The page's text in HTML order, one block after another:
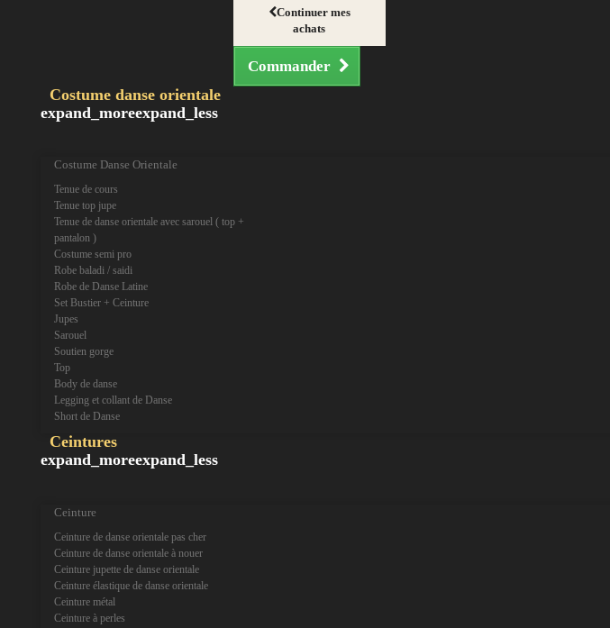
Continuer mes
achats
Commander
Costume danse orientale
expand_moreexpand_less
Costume Danse Orientale
Tenue de cours
Tenue top jupe
Tenue de danse orientale avec sarouel ( top +
pantalon )
Costume semi pro
Robe baladi / saidi
Robe de Danse Latine
Set Bustier + Ceinture
Jupes
Sarouel
Soutien gorge
Top
Body de danse
Legging et collant de Danse
Short de Danse
Ceintures
expand_moreexpand_less
Ceinture
Ceinture de danse orientale pas cher
Ceinture de danse orientale à nouer
Ceinture jupette de danse orientale
Ceinture élastique de danse orientale
Ceinture métal
Ceinture à perles